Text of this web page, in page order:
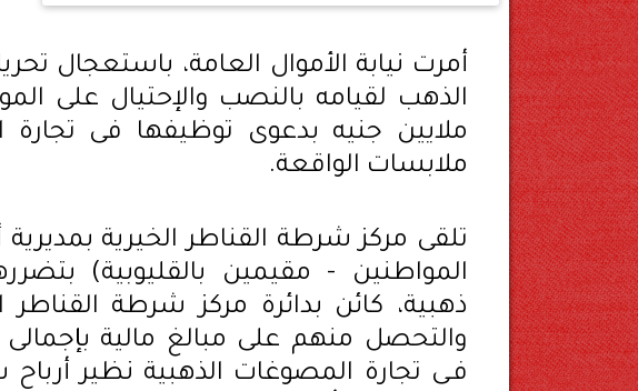
أمرت نيابة الأموال العامة، باستعجال
ملايين جنيه بدعوى توظيفها فى
ملابسات الواقعة.
تلقى مركز شرطة القناطر الخيرية
المواطنين - مقيمين بالقليوبية)
ذهبية، كائن بدائرة مركز شرطة
فـى تجارة المصوغات الذهبية نظير